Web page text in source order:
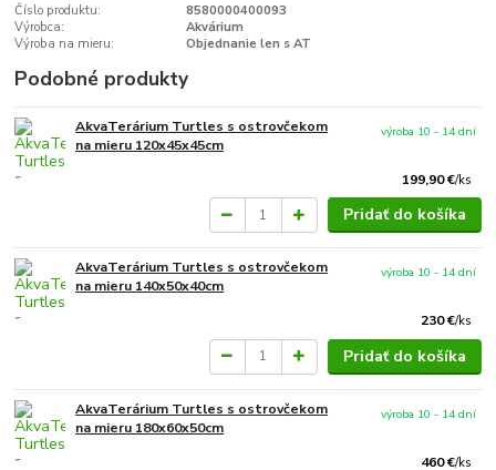
Číslo produktu:
8580000400093
Výrobca:
Akvárium
Výroba na mieru:
Objednanie len s AT
Podobné produkty
AkvaTerárium Turtles s ostrovčekom
na mieru 120x45x45cm
199,90 €/ks
výroba 10 - 14 dní
Pridať do košíka
AkvaTerárium Turtles s ostrovčekom
na mieru 140x50x40cm
230 €/ks
výroba 10 - 14 dní
Pridať do košíka
AkvaTerárium Turtles s ostrovčekom
na mieru 180x60x50cm
460 €/ks
výroba 10 - 14 dní